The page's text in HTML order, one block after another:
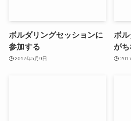
ボルダリングセッションに
参加する
2017年5月9日
ボ
が